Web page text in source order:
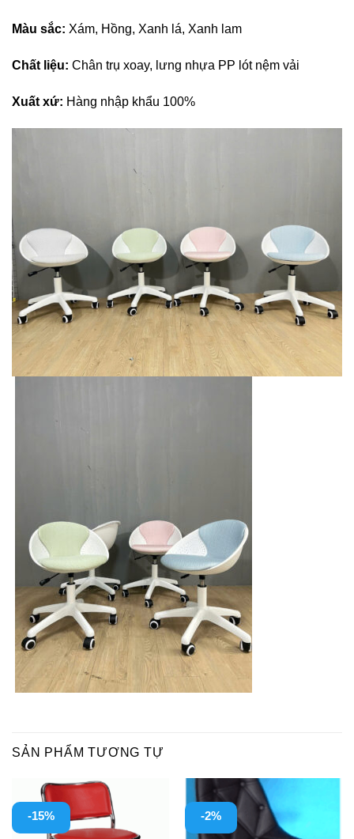
Màu sắc: Xám, Hồng, Xanh lá, Xanh lam
Chất liệu: Chân trụ xoay, lưng nhựa PP lót nệm vải
Xuất xứ: Hàng nhập khẩu 100%
SẢN PHẨM TƯƠNG TỰ
-15% -2%